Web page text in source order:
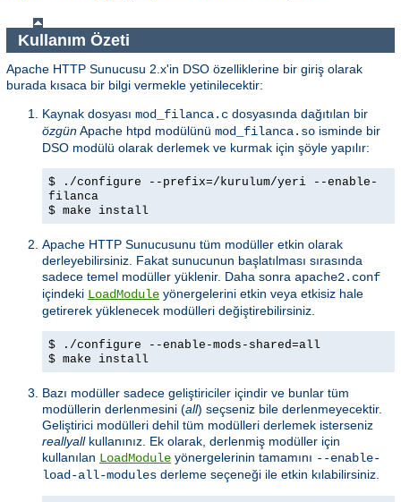
Kullanım Özeti
Apache HTTP Sunucusu 2.x'in DSO özelliklerine bir giriş olarak
burada kısaca bir bilgi vermekle yetinilecektir:
Kaynak dosyası mod_filanca.c dosyasında dağıtılan bir
özgünApache htpd modülünü mod_filanca.so isminde bir
DSO modülü olarak derlemek ve kurmak için şöyle yapılır:
$ ./configure --prefix=/kurulum/yeri --enable-
filanca
$ make install
Apache HTTP Sunucusunu tüm modüller etkin olarak
derleyebilirsiniz. Fakat sunucunun başlatılması sırasında
sadece temel modüller yüklenir. Daha sonra apache2.conf
içindeki LoadModule yönergelerini etkin veya etkisiz hale
getirerek yüklenecek modülleri değiştirebilirsiniz.
$ ./configure --enable-mods-shared=all
$ make install
Bazı modüller sadece geliştiriciler içindir ve bunlar tüm
modüllerin derlenmesini (all) seçseniz bile derlenmeyecektir.
Geliştirici modülleri dehil tüm modülleri derlemek isterseniz
reallyallkullanınız. Ek olarak, derlenmiş modüller için
kullanılan LoadModule yönergelerinin tamamını --enable-
load-all-modules derleme seçeneği ile etkin kılabilirsiniz.